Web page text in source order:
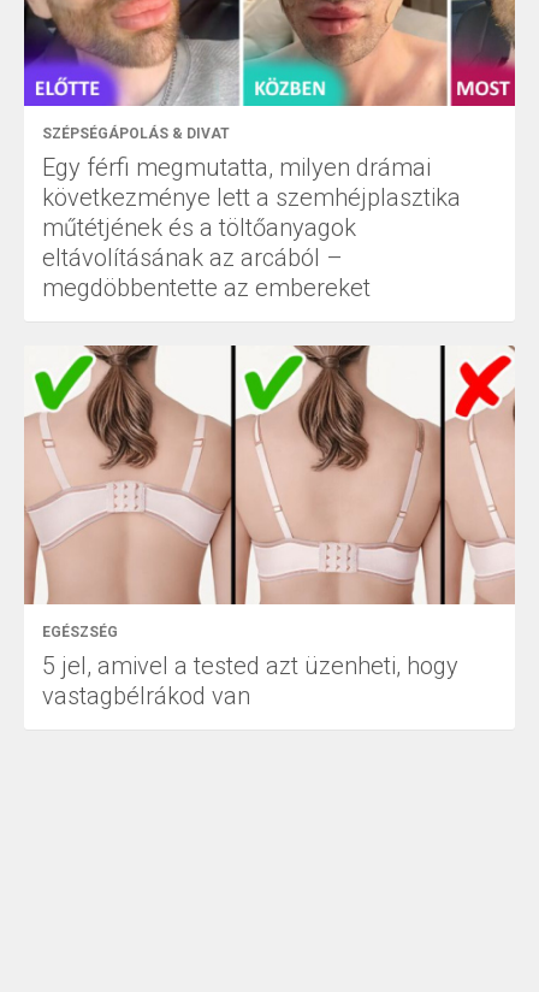
SZÉPSÉGÁPOLÁS & DIVAT
Egy férfi megmutatta, milyen drámai
következménye lett a szemhéjplasztika
műtétjének és a töltőanyagok
eltávolításának az arcából –
megdöbbentette az embereket
EGÉSZSÉG
5 jel, amivel a tested azt üzenheti, hogy
vastagbélrákod van